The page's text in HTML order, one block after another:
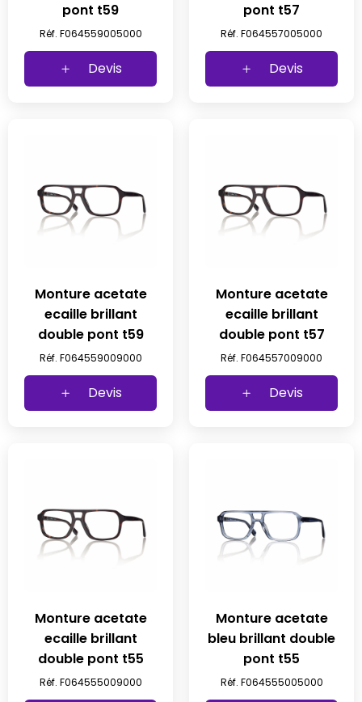
pont t59
Réf. F064559005000
Devis
pont t57
Réf. F064557005000
Devis
Monture acetate
ecaille brillant
double pont t59
Réf. F064559009000
Devis
Monture acetate
ecaille brillant
double pont t57
Réf. F064557009000
Devis
Monture acetate
ecaille brillant
double pont t55
Réf. F064555009000
Monture acetate
bleu brillant double
pont t55
Réf. F064555005000